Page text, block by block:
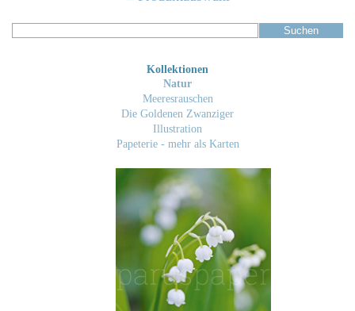
Kollektionen
Natur
Meeresrauschen
Die Goldenen Zwanziger
Illustration
Papeterie - mehr als Karten